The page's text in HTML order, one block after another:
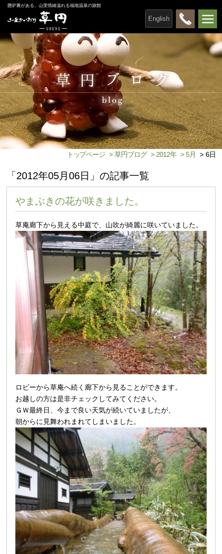
囲炉裏がある、山里情緒溢れる福地温泉の旅館
English
トップページ > 草円ブログ > 2012年 > 5月 > 6日
「2012年05月06日」の記事一覧
やまぶきの花が咲きました。
草庵廊下から見える中庭で、山吹が綺麗に咲いていました。
ロビーから草庵へ続く廊下から見ることができます。
お越しの方は是非チェックしてみてください。
ＧＷ最終日、今まで良い天気が続いていましたが、
朝からに見舞われまれてしまいました。